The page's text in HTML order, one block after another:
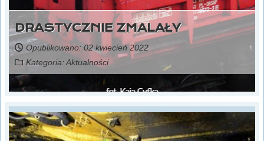
DRASTYCZNIE ZMALAŁY
Opublikowano: 02 kwiecień 2022
Kategoria:Aktualności